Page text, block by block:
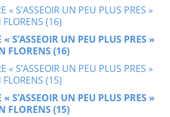
S’ASSEOIR UN PEU PLUS PRES »
FLORENS (16)
S’ASSEOIR UN PEU PLUS PRES »
FLORENS (15)